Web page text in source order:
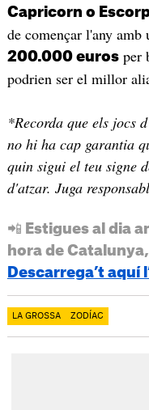
Capricorn o
de començar l'any
200.000 eurosper
podrien ser el millor
*Recorda que els jocs
no hi ha cap garantia
quin sigui el teu signe
d'atzar. Juga
📲 Estigues al dia
hora de
Descarrega’t aquí
LA GROSSA ZODÍAC